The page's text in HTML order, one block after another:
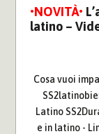
latino –
Cosa vuoi
Latino
e in latino -